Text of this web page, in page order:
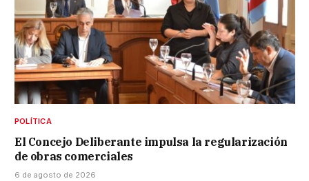
POLÍTICA
El Concejo Deliberante impulsa la regularización
de obras comerciales
6 de agosto de 2026